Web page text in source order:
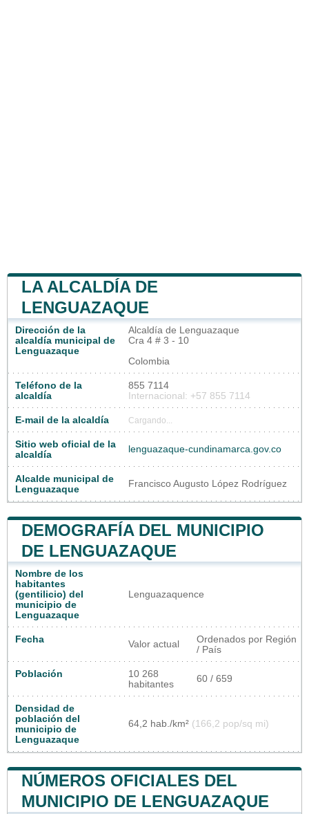
LA ALCALDÍA DE
LENGUAZAQUE
Dirección de la
alcaldía municipal de
Lenguazaque
Alcaldía de Lenguazaque
Cra 4 # 3 - 10
Colombia
Teléfono de la
alcaldía
855 7114
Internacional: +57 855 7114
E-mail de la alcaldía Cargando...
Sitio web oficial de la
alcaldía
lenguazaque-cundinamarca.gov.co
Alcalde municipal de
Lenguazaque
Francisco Augusto López Rodríguez
DEMOGRAFÍA DEL MUNICIPIO
DE LENGUAZAQUE
Nombre de los
habitantes
(gentilicio) del
municipio de
Lenguazaque
Lenguazaquence
Fecha Valor actual
Ordenados por Región
/ País
Población
10 268
habitantes
60 / 659
Densidad de
población del
municipio de
Lenguazaque
64,2 hab./km² (166,2 pop/sq mi)
NÚMEROS OFICIALES DEL
MUNICIPIO DE LENGUAZAQUE